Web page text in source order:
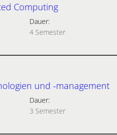
Computing
Dauer:
4 Semester
und -management
Dauer:
3 Semester